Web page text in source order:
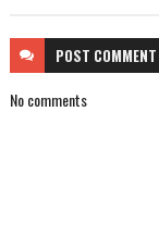
POST COMMENT
No comments